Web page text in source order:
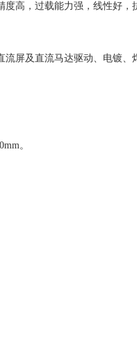
高，过载能力强，线性好，
屏及直流马达驱动、电镀
。